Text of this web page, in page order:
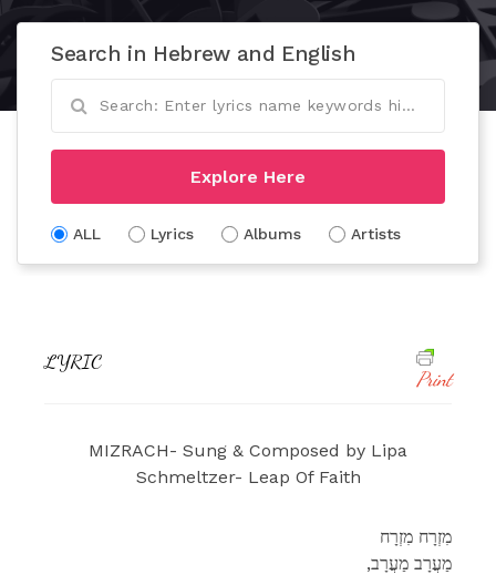
Search in Hebrew and English
Explore Here
ALL Lyrics Albums Artists
LYRIC
Print
MIZRACH- Sung & Composed by Lipa
Schmeltzer- Leap Of Faith
מִזְרָח מִזְרָח
,מַעֲרָב מַעֲרָב